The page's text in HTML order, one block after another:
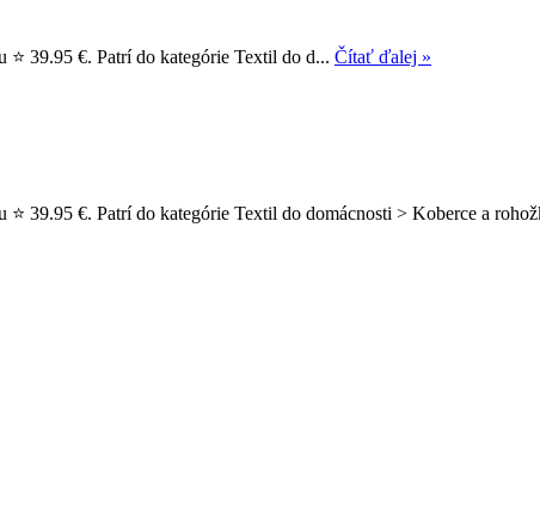
39.95 €. Patrí do kategórie Textil do d... Čítať ďalej »
39.95 €. Patrí do kategórie Textil do domácnosti > Koberce a